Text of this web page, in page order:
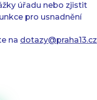
úřadu nebo zjistit
pro usnadnění
na dotazy@praha13.cz